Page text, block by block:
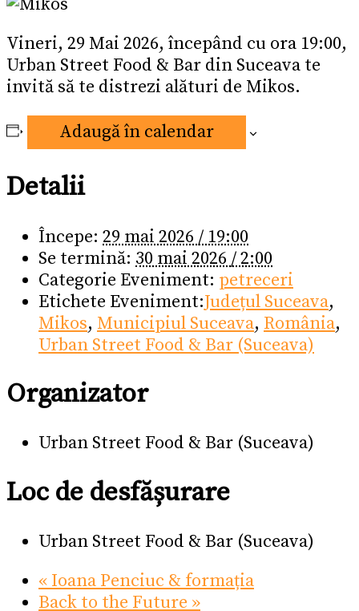
Vineri, 29 Mai 2026, începând cu ora 19:00,
Urban Street Food & Bar din Suceava te
invită să te distrezi alături de Mikos.
Adaugă în calendar
Detalii
Începe: 29 mai 2026 / 19:00
Se termină: 30 mai 2026 / 2:00
Categorie Eveniment: petreceri
Etichete Eveniment:Județul Suceava,
Mikos, Municipiul Suceava, România,
Urban Street Food & Bar (Suceava)
Organizator
Urban Street Food & Bar (Suceava)
Loc de desfășurare
Urban Street Food & Bar (Suceava)
« Ioana Penciuc & formația
Back to the Future »